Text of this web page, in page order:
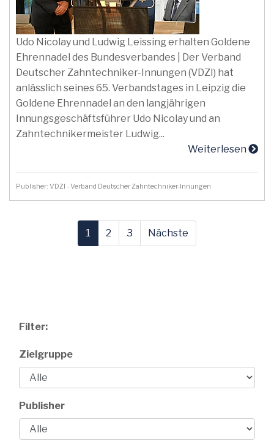
Udo Nicolay und Ludwig Leissing erhalten Goldene
Ehrennadel des Bundesverbandes | Der Verband
Deutscher Zahntechniker-Innungen (VDZI) hat
anlässlich seines 65. Verbandstages in Leipzig die
Goldene Ehrennadel an den langjährigen
Innungsgeschäftsführer Udo Nicolay und an
Zahntechnikermeister Ludwig...
Weiterlesen
Publisher: VDZI - Verband Deutscher Zahntechniker-Innungen
1 2 3 Nächste
Filter:
Zielgruppe
Publisher